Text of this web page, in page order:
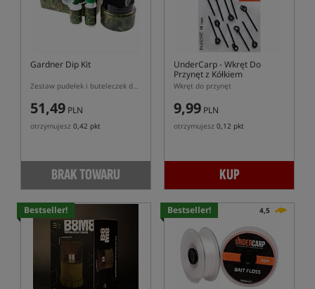
Gardner Dip Kit
Zestaw pudełek i buteleczek do przechowywania dipów/przynęt
51,49 PLN
otrzymujesz 0,42 pkt
BRAK TOWARU
UnderCarp- Wkręt Do
Przynęt z Kółkiem
Wkręt do przynęt
9,99 PLN
otrzymujesz 0,12 pkt
KUP
Bestseller! Bestseller! 4,5